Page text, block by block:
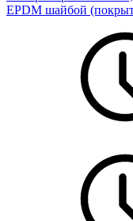
EPDM шайбой